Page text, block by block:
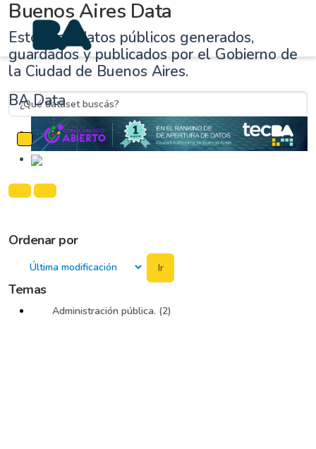
BA Data
Cambiar navegación
Buenos Aires Data
Estos son datos públicos generados,
guardados y publicados por el Gobierno de
la Ciudad de Buenos Aires.
Ordenar por
Ir
Temas
Administración pública. (2)